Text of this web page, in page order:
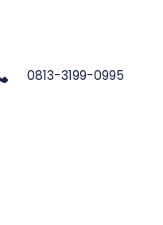
0813-3199-0995